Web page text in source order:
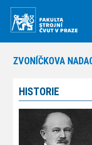
ZVONÍČKOVA
HISTORIE